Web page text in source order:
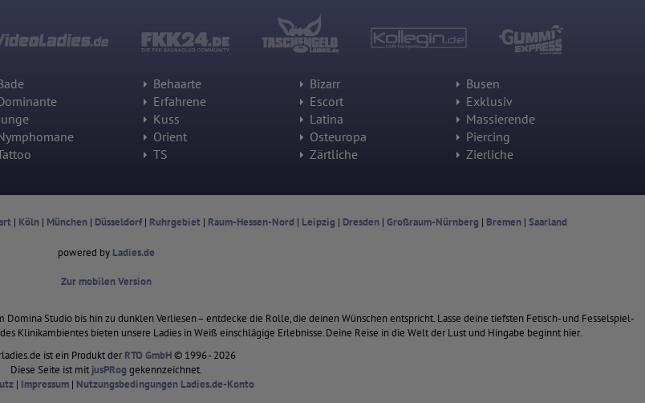
und Feedbackfunktionen, die auf unserer
sind, von Ihnen bereitgestellte Informationen
des Besuchs
Standort
der Verarbeitung
lit. a DSGVO
Behaarte Bizarr
Busen
Erfahrene Escort
Exklusiv
Kuss Latina
Massierende
Orient Osteuropa
Piercing
TS Zärtliche Zierliche
| Köln| München| Düsseldorf| Ruhrgebiet | Raum-Hessen-Nord | Leipzig | Dresden| Großraum-Nürnberg | Bremen| Saarland
powered by Ladies.de
Zur mobilen Version
Studio bis hin zu dunklen Verliesen – entdecke die Rolle, die deinen Wünschen entspricht. Lasse deine tiefsten Fetisch- und Fesselspiel-
Klinikambientes bieten unsere Ladies in Weiß einschlägige Erlebnisse. Deine Reise in die Welt der Lust und Hingabe beginnt hier.
ist ein Produkt der RTO GmbH© 1996 - 2026
Diese Seite ist mit jusPRog gekennzeichnet.
| Impressum| Nutzungsbedingungen Ladies.de-Konto